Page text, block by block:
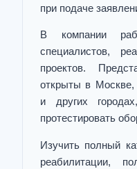
при подаче
В компании
специалистов,
проектов.
открыты в
и других
протестировать
Изучить полный
реабилитации,